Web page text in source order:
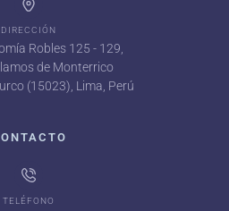
DIRECCIÓN
Robles 125 - 129,
de Monterrico
(15023), Lima, Perú
TELÉFONO